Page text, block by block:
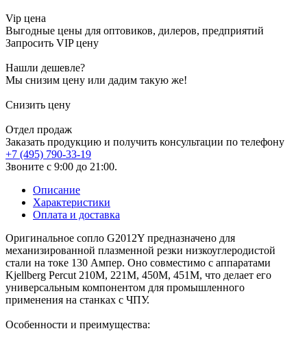
Vip цена
Выгодные цены для оптовиков, дилеров, предприятий
Запросить VIP цену
Нашли дешевле?
Мы снизим цену или дадим такую же!
Снизить цену
Отдел продаж
Заказать продукцию и получить консультации по телефону
+7 (495) 790-33-19
Звоните с 9:00 до 21:00.
Описание
Характеристики
Оплата и доставка
Оригинальное сопло G2012Y предназначено для
механизированной плазменной резки низкоуглеродистой
стали на токе 130 Ампер. Оно совместимо с аппаратами
Kjellberg Percut 210M, 221M, 450M, 451M, что делает его
универсальным компонентом для промышленного
применения на станках с ЧПУ.
Особенности и преимущества: